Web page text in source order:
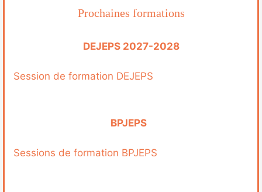
Prochaines formations
DEJEPS 2027-2028
Session de formation DEJEPS
BPJEPS
Sessions de formation BPJEPS